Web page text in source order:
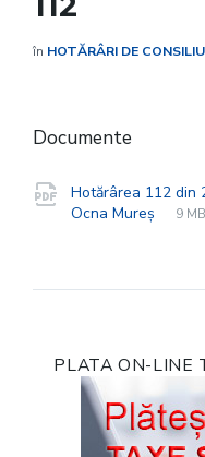
în HOTĂRÂRI DE
Documente
Hotărârea 112 din
Ocna Mureș
File
pdf
File
9 MB
PLATA ON-LINE